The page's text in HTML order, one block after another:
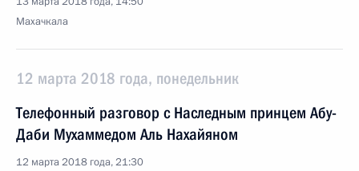
Махачкала
12 марта 2018 года, понедельник
Телефонный разговор с Наследным принцем Абу-
Даби Мухаммедом Аль Нахайяном
12 марта 2018 года, 21:30